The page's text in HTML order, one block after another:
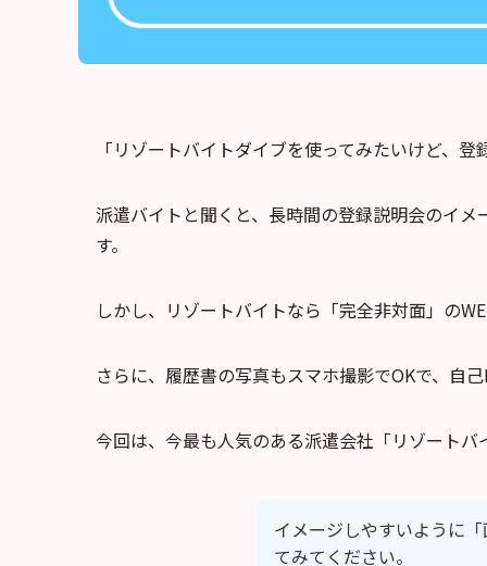
「リゾートバイトダイブを使ってみたいけど、
派遣バイトと聞くと、長時間の登録説明会のイ
す。
しかし、リゾートバイトなら「完全非対面」の
さらに、履歴書の写真もスマホ撮影でOKで、自
今回は、今最も人気のある派遣会社「リゾート
イメージしやすいように
てみてください。